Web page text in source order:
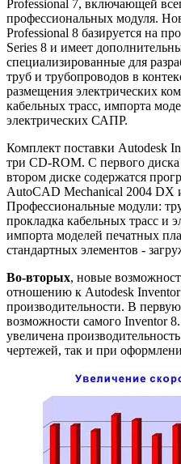
Professional 7, включающей
профессиональных модуля.
Professional 8 базируется на
Series 8 и имеет
специализированные для
труб и трубопроводов в
размещения электрических
кабельных трасс, импорта
электрических САПР.
Комплект поставки Autodesk
три CD-ROM. С первого
втором диске содержатся
AutoCAD Mechanical 2004 DX
Профессиональные модули:
прокладка кабельных трасс и
импорта моделей печатных
стандартных элементов -
Во-вторых, новые
отношению к Autodesk Inventor
производительности. В
возможности самого Inventor
увеличена
чертежей, так и при